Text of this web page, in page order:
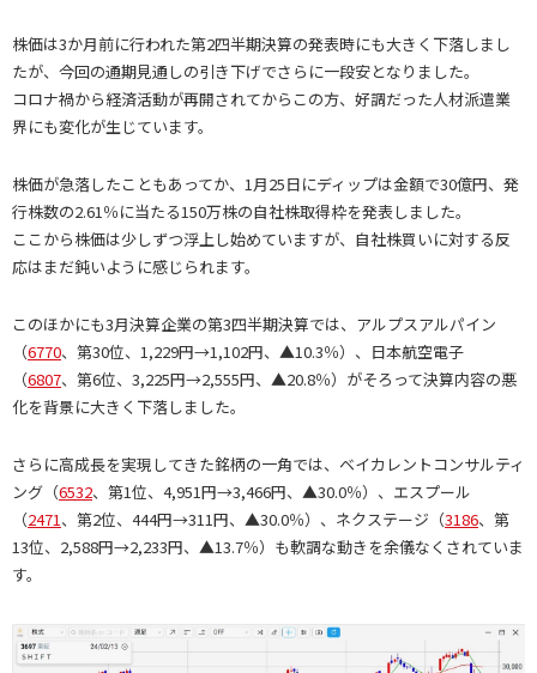
株価は3か月前に行われた第2四半期決算の発表時にも大きく下落しまし
たが、今回の通期見通しの引き下げでさらに一段安となりました。
コロナ禍から経済活動が再開されてからこの方、好調だった人材派遣業
界にも変化が生じています。
株価が急落したこともあってか、1月25日にディップは金額で30億円、発
行株数の2.61％に当たる150万株の自社株取得枠を発表しました。
ここから株価は少しずつ浮上し始めていますが、自社株買いに対する反
応はまだ鈍いように感じられます。
このほかにも3月決算企業の第3四半期決算では、アルプスアルパイン
（6770、第30位、1,229円→1,102円、▲10.3％）、日本航空電子
（6807、第6位、3,225円→2,555円、▲20.8％）がそろって決算内容の悪
化を背景に大きく下落しました。
さらに高成長を実現してきた銘柄の一角では、ベイカレントコンサルティ
ング（6532、第1位、4,951円→3,466円、▲30.0％）、エスプール
（2471、第2位、444円→311円、▲30.0％）、ネクステージ（3186、第
13位、2,588円→2,233円、▲13.7％）も軟調な動きを余儀なくされていま
す。